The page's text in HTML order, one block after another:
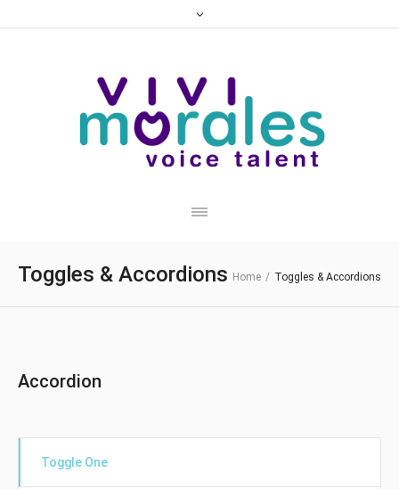
Toggles & Accordions Home / Toggles & Accordions
Accordion
Toggle One